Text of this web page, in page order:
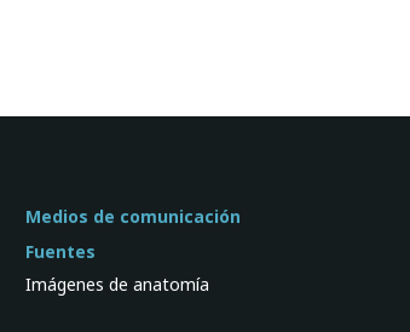
Medios de comunicación
Fuentes
Imágenes de anatomía